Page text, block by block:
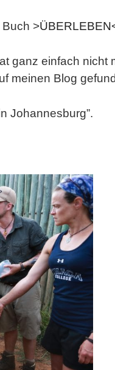
>ÜBERLEBEN
ganz einfach nicht
meinen Blog
Johannesburg”.